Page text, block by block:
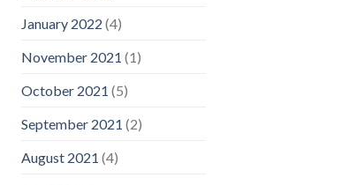
January 2022 (4)
November 2021 (1)
October 2021 (5)
September 2021 (2)
August 2021 (4)